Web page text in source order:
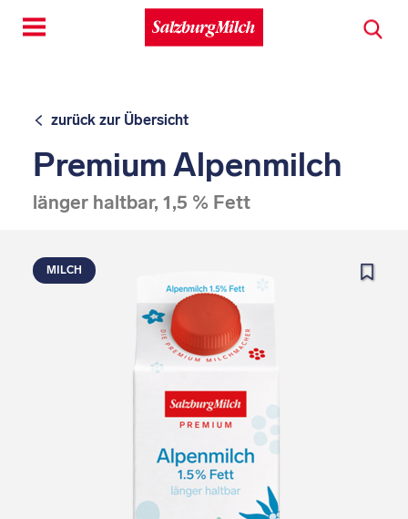
Toggle
navigation
zurück zur Übersicht
Premium Alpenmilch
länger haltbar, 1,5 % Fett
MILCH